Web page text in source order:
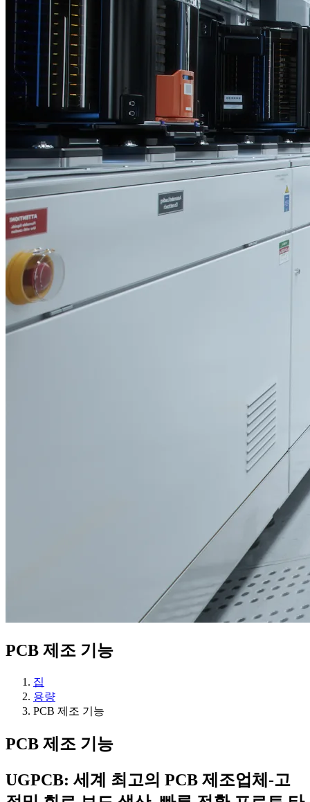
PCB 제조 기능
집
용량
PCB 제조 기능
PCB 제조 기능
UGPCB: 세계 최고의 PCB 제조업체-고